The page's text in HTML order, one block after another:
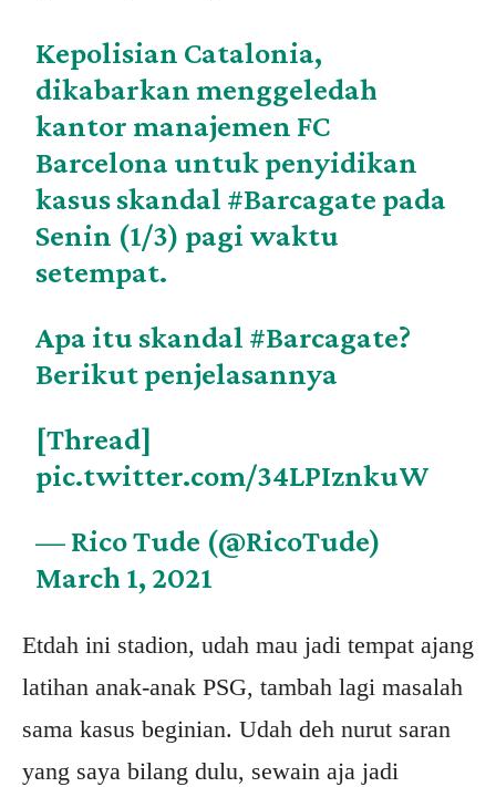
Kepolisian Catalonia,
dikabarkan menggeledah
kantor manajemen FC
Barcelona untuk penyidikan
kasus skandal #Barcagate pada
Senin (1/3) pagi waktu
setempat.
Apa itu skandal #Barcagate?
Berikut penjelasannya
[Thread]
pic.twitter.com/34LPIznkuW
— Rico Tude (@RicoTude)
March 1, 2021
Etdah ini stadion, udah mau jadi tempat ajang
latihan anak-anak PSG, tambah lagi masalah
sama kasus beginian. Udah deh nurut saran
yang saya bilang dulu, sewain aja jadi